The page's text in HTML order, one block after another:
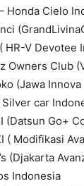
Honda Cielo
HR-V Devotee
Owners Club
(Jawa
Silver car
(Datsun Go+
( Modifikasi
(Djakarta
Indonesia